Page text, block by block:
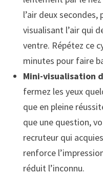
l’air deux secondes,
visualisant l’air qui
ventre. Répétez ce
minutes pour faire
Mini-visualisation
fermez les yeux
que en pleine
que une question,
recruteur qui
renforce
réduit l’inconnu.